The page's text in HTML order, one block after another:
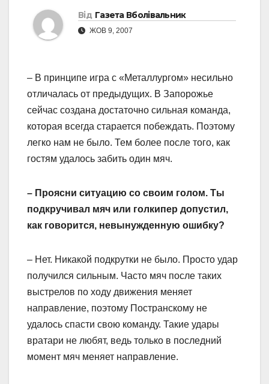
Від Газета Вболівальник
ЖОВ 9, 2007
– В принципе игра с «Металлургом» несильно
отличалась от предыдущих. В Запорожье
сейчас создана достаточно сильная команда,
которая всегда старается побеждать. Поэтому
легко нам не было. Тем более после того, как
гостям удалось забить один мяч.
– Проясни ситуацию со своим голом. Ты
подкручивал мяч или голкипер допустил,
как говорится, невынужденную ошибку?
– Нет. Никакой подкрутки не было. Просто удар
получился сильным. Часто мяч после таких
выстрелов по ходу движения меняет
направление, поэтому Постранскому не
удалось спасти свою команду. Такие удары
вратари не любят, ведь только в последний
момент мяч меняет направление.